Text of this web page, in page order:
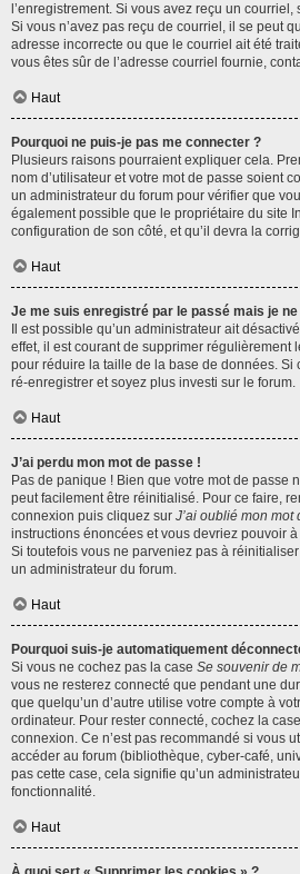
l’enregistrement. Si vous avez reçu un
Si vous n’avez pas reçu de courriel, il se peut
adresse incorrecte ou que le courriel ait été
vous êtes sûr de l’adresse courriel fournie,
Haut
Pourquoi ne puis-je pas me connecter ?
Plusieurs raisons pourraient expliquer cela.
nom d’utilisateur et votre mot de passe soient
un administrateur du forum pour vérifier que
également possible que le propriétaire du site
configuration de son côté, et qu’il devra la
Haut
Je me suis enregistré par le passé mais je
Il est possible qu’un administrateur ait
effet, il est courant de supprimer régulièrement
pour réduire la taille de la base de données. Si
ré-enregistrer et soyez plus investi sur le forum.
Haut
J’ai perdu mon mot de passe !
Pas de panique ! Bien que votre mot de passe
peut facilement être réinitialisé. Pour ce faire,
connexion puis cliquez sur J’ai oublié mon mot
instructions énoncées et vous devriez pouvoir
Si toutefois vous ne parveniez pas à
un administrateur du forum.
Haut
Pourquoi suis-je automatiquement
Si vous ne cochez pas la case Se souvenir de
vous ne resterez connecté que pendant une
que quelqu’un d’autre utilise votre compte à
ordinateur. Pour rester connecté, cochez la case
connexion. Ce n’est pas recommandé si vous
accéder au forum (bibliothèque, cyber-café,
pas cette case, cela signifie qu’un
fonctionnalité.
Haut